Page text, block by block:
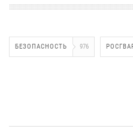
БЕЗОПАСНОСТЬ 976